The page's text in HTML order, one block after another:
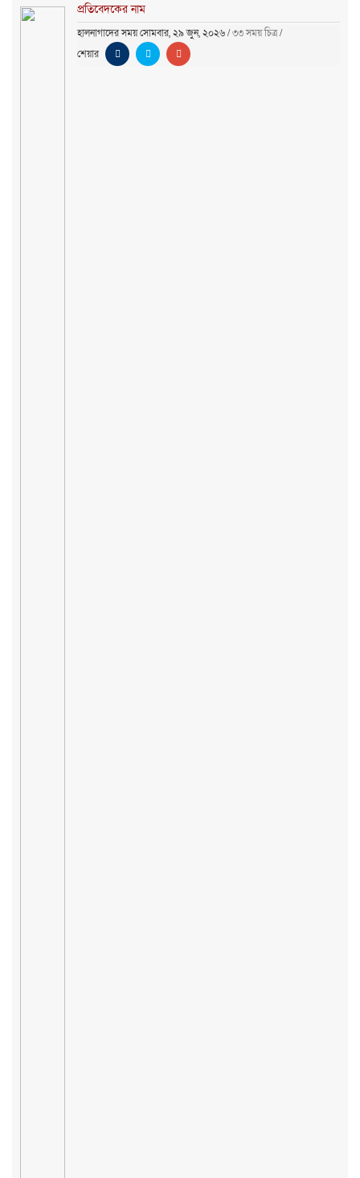
প্রতিবেদকের নাম
হালনাগাদের সময় সোমবার, ২৯ জুন, ২০২৬/৩৩ সময় চিত্র/
শেয়ার